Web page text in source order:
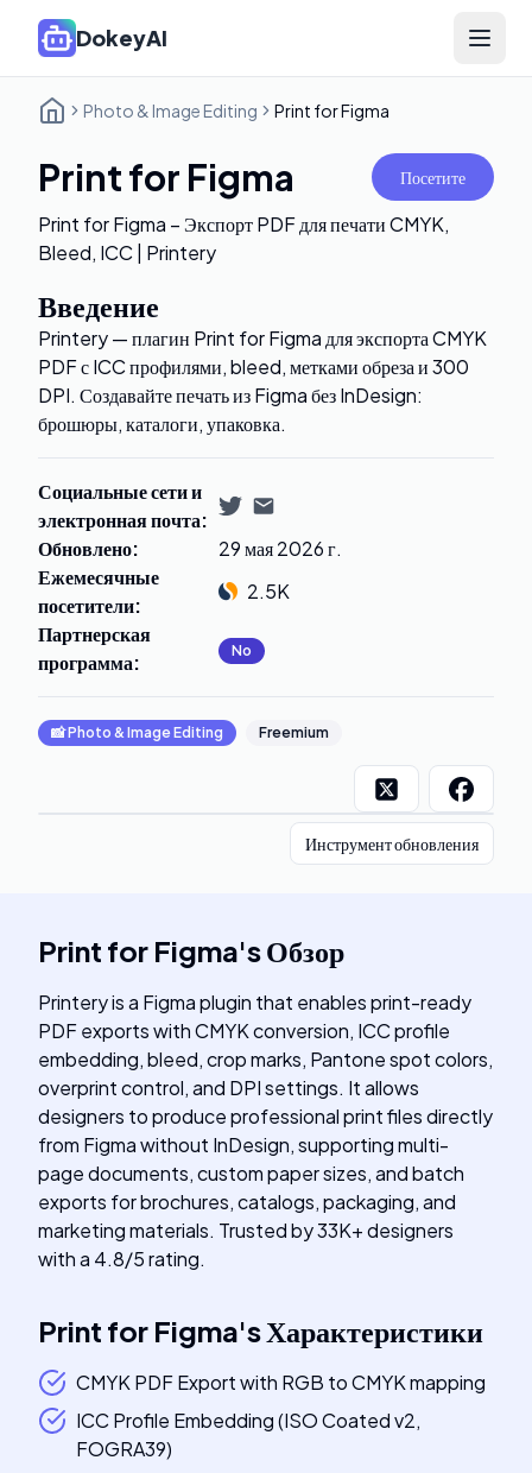
DokeyAI Open
Photo & Image Editing Print for Figma
Print for Figma Посетите
Print for Figma – Экспорт PDF для печати CMYK,
Bleed, ICC | Printery
Введение
Printery — плагин Print for Figma для экспорта CMYK
PDF с ICC профилями, bleed, метками обреза и 300
DPI. Создавайте печать из Figma без InDesign:
брошюры, каталоги, упаковка.
Социальные сети и
электронная почта:
Обновлено:
29 мая 2026 г.
Ежемесячные
посетители:
2.5K
Партнерская
программа: No
📸Photo & Image Editing Freemium
Инструмент обновления
Print for Figma'sОбзор
Printery is a Figma plugin that enables print-ready
PDF exports with CMYK conversion, ICC profile
embedding, bleed, crop marks, Pantone spot colors,
overprint control, and DPI settings. It allows
designers to produce professional print files directly
from Figma without InDesign, supporting multi-
page documents, custom paper sizes, and batch
exports for brochures, catalogs, packaging, and
marketing materials. Trusted by 33K+ designers
with a 4.8/5 rating.
Print for Figma'sХарактеристики
CMYK PDF Export with RGB to CMYK mapping
ICC Profile Embedding (ISO Coated v2,
FOGRA39)